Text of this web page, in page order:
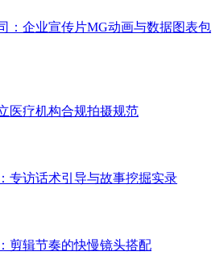
：企业宣传片MG动画与数据图表包
医疗机构合规拍摄规范
专访话术引导与故事挖掘实录
剪辑节奏的快慢镜头搭配